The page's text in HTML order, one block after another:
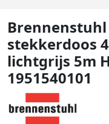
stekkerdoos
lichtgrijs 5m
1951540101